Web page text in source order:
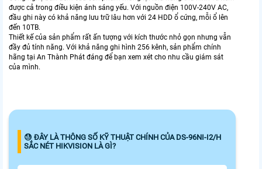
được cả trong điều kiện ánh sáng yếu. Với nguồn điện 100V-240V AC,
đầu ghi này có khả năng lưu trữ lâu hơn với 24 HDD ổ cứng, mỗi ổ lên
đến 10TB.
Thiết kế của sản phẩm rất ấn tượng với kích thước nhỏ gọn nhưng vẫn
đầy đủ tính năng. Với khả năng ghi hình 256 kênh, sản phẩm chính
hãng tại An Thành Phát đáng để bạn xem xét cho nhu cầu giám sát
của mình.
😓 ĐÂY LÀ THÔNG SỐ KỸ THUẬT CHÍNH CỦA DS-96NI-I2/H
SẮC NÉT HIKVISION LÀ GÌ?